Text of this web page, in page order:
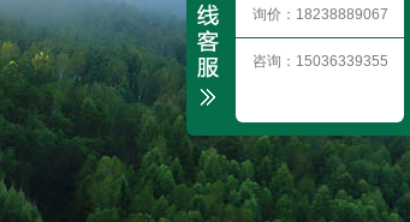
询价：18238889067
咨询：15036339355